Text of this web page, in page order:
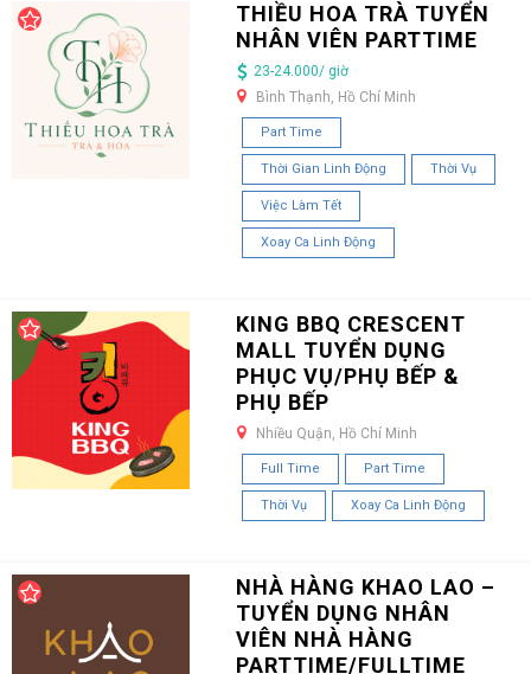
THIỀU HOA TRÀ TUYỂN
NHÂN VIÊN PARTTIME
23-24.000/ giờ
Bình Thạnh, Hồ Chí Minh
Part Time
Thời Gian Linh Động Thời Vụ
Việc Làm Tết
Xoay Ca Linh Động
KING BBQ CRESCENT
MALL TUYỂN DỤNG
PHỤC VỤ/PHỤ BẾP &
PHỤ BẾP
Nhiều Quận, Hồ Chí Minh
Full Time Part Time
Thời Vụ Xoay Ca Linh Động
NHÀ HÀNG KHAO LAO –
TUYỂN DỤNG NHÂN
VIÊN NHÀ HÀNG
PARTTIME/FULLTIME